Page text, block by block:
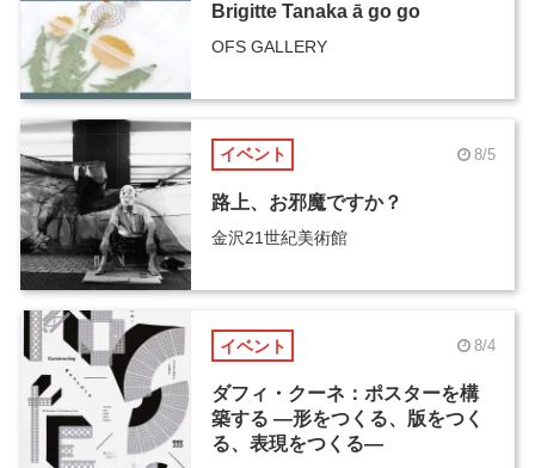
Brigitte Tanaka ā go go
OFS GALLERY
イベント 8/5
路上、お邪魔ですか？
金沢21世紀美術館
イベント 8/4
ダフィ・クーネ：ポスターを構
築する ―形をつくる、版をつく
る、表現をつくる―